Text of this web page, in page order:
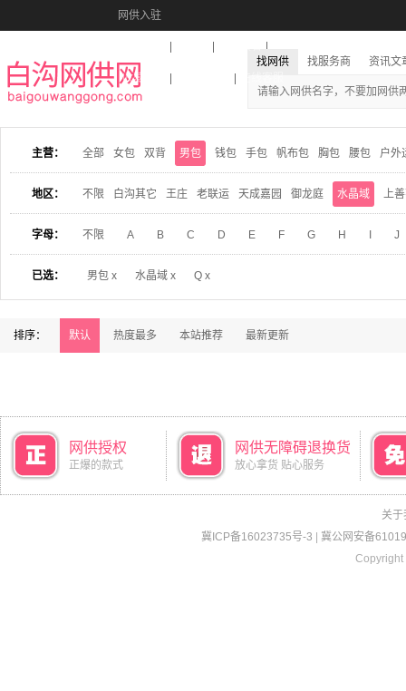
网供入驻
收藏本站
找网供 找服务商 资讯文
主营： 全部 女包 双背 男包 钱包 手包 帆布包 胸包 腰包 户外
地区： 不限 白沟其它 王庄 老联运 天成嘉园 御龙庭 水晶域 上
字母： 不限 A B C D E F G H J
已选： 男包 x 水晶域 x Q x
排序： 默认 热度最多 本站推荐 最新更新
网供授权
正爆的款式
网供无障碍退换货
放心拿货 贴心服务
关于
冀ICP备16023735号-3
冀公网安备